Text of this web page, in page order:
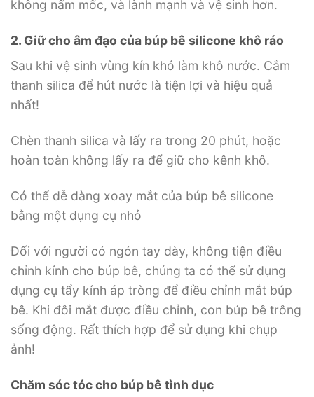
không nấm mốc, và lành mạnh và vệ sinh hơn.
2. Giữ cho âm đạo của búp bê silicone khô ráo
Sau khi vệ sinh vùng kín khó làm khô nước. Cắm
thanh silica để hút nước là tiện lợi và hiệu quả
nhất!
Chèn thanh silica và lấy ra trong 20 phút, hoặc
hoàn toàn không lấy ra để giữ cho kênh khô.
Có thể dễ dàng xoay mắt của búp bê silicone
bằng một dụng cụ nhỏ
Đối với người có ngón tay dày, không tiện điều
chỉnh kính cho búp bê, chúng ta có thể sử dụng
dụng cụ tẩy kính áp tròng để điều chỉnh mắt búp
bê. Khi đôi mắt được điều chỉnh, con búp bê trông
sống động. Rất thích hợp để sử dụng khi chụp
ảnh!
Chăm sóc tóc cho búp bê tình dục